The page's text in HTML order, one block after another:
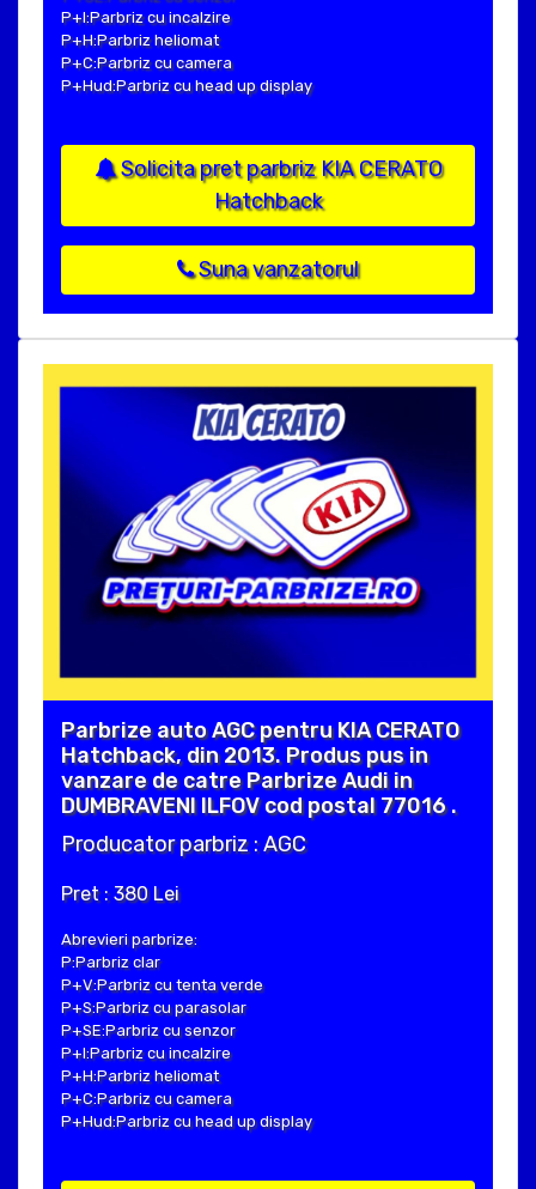
P+I:Parbriz cu incalzire
P+H:Parbriz heliomat
P+C:Parbriz cu camera
P+Hud:Parbriz cu head up display
Solicita pret parbriz KIA CERATO
Hatchback
Suna vanzatorul
Parbrize auto AGC pentru KIA CERATO
Hatchback, din 2013. Produs pus in
vanzare de catre Parbrize Audi in
DUMBRAVENI ILFOV cod postal 77016 .
Producator parbriz : AGC
Pret : 380 Lei
Abrevieri parbrize:
P:Parbriz clar
P+V:Parbriz cu tenta verde
P+S:Parbriz cu parasolar
P+SE:Parbriz cu senzor
P+I:Parbriz cu incalzire
P+H:Parbriz heliomat
P+C:Parbriz cu camera
P+Hud:Parbriz cu head up display